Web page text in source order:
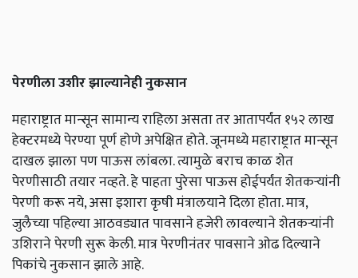
पेरणीला उशीर झाल्यानेही नुकसान
महाराष्ट्रात मान्सून सामान्य राहिला असता तर आतापर्यंत १५२ लाख
हेक्टरमध्ये पेरण्या पूर्ण होणे अपेक्षित होते. जूनमध्ये महाराष्ट्रात मान्सून
दाखल झाला पण पाऊस लांबला. त्यामुळे बराच काळ शेत
पेरणीसाठी तयार नव्हते. हे पाहता पुरेसा पाऊस होईपर्यंत शेतकऱ्यांनी
पेरणी करू नये, असा इशारा कृषी मंत्रालयाने दिला होता. मात्र,
जुलैच्या पहिल्या आठवड्यात पावसाने हजेरी लावल्याने शेतकऱ्यांनी
उशिराने पेरणी सुरू केली. मात्र पेरणीनंतर पावसाने ओढ दिल्याने
पिकांचे नुकसान झाले आहे.